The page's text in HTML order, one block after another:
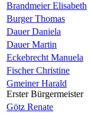
Brandmeier Elisabeth
Burger Thomas
Dauer Daniela
Dauer Martin
Eckebrecht Manuela
Fischer Christine
Gmeiner Harald
Erster Bürgermeister
Götz Renate